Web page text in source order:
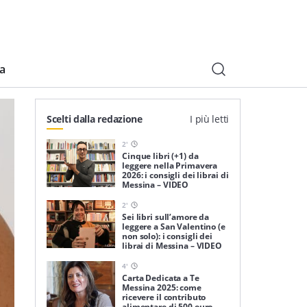
Scelti dalla redazione I più letti
2'
Cinque libri (+1) da
leggere nella Primavera
2026: i consigli dei librai di
Messina – VIDEO
2'
Sei libri sull’amore da
leggere a San Valentino (e
non solo): i consigli dei
librai di Messina – VIDEO
4'
Carta Dedicata a Te
Messina 2025: come
ricevere il contributo